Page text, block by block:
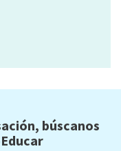
búscanos